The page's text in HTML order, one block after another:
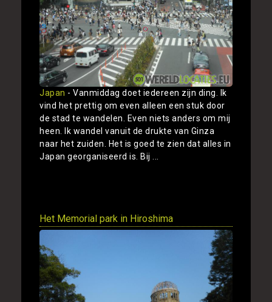
Japan - Vanmiddag doet iedereen zijn ding. Ik
vind het prettig om even alleen een stuk door
de stad te wandelen. Even niets anders om mij
heen. Ik wandel vanuit de drukte van Ginza
naar het zuiden. Het is goed te zien dat alles in
Japan georganiseerd is. Bij ...
Het Memorial park in Hiroshima